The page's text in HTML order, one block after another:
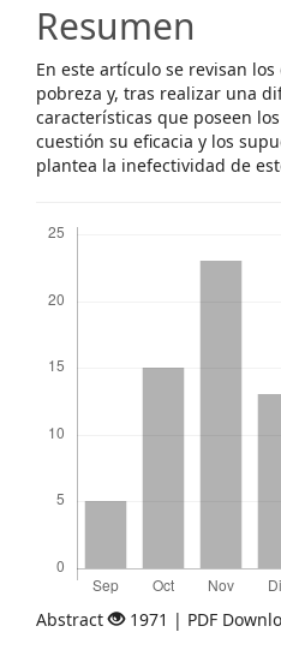
Resumen
En este artículo se revisan
pobreza y, tras realizar una
características que poseen
cuestión su eficacia y los
plantea la inefectividad de
Abstract 1971 | PDF